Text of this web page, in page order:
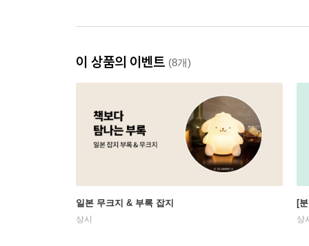
이 상품의 이벤트 (8개)
일본 무크지 & 부록 잡지
상시
[
상